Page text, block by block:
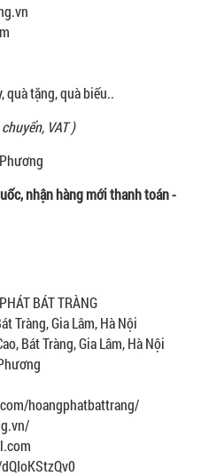
quà tặng, quà biếu..
VAT )
nhận hàng mới thanh toán -
BÁT TRÀNG
Tràng, Gia Lâm, Hà Nội
Bát Tràng, Gia Lâm, Hà Nội
hoangphatbattrang/